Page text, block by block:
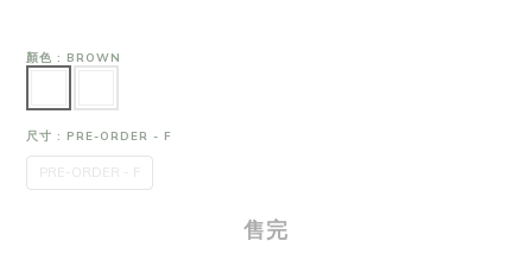
顏色 : BROWN
尺寸 : PRE-ORDER - F
PRE-ORDER - F
售完